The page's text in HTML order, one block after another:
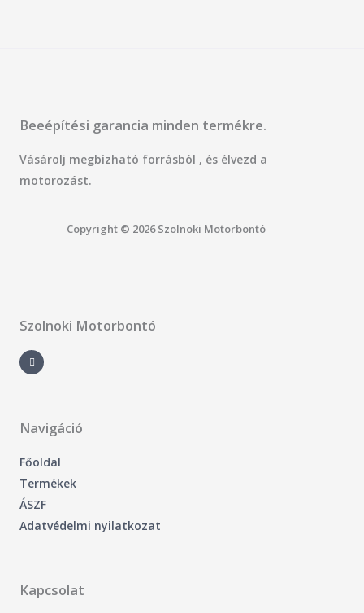
Beeépítési garancia minden termékre.
Vásárolj megbízható forrásból , és élvezd a
motorozást.
Copyright © 2026 Szolnoki Motorbontó
Szolnoki Motorbontó
a
c
e
-
f
Navigáció
Főoldal
Termékek
ÁSZF
Adatvédelmi nyilatkozat
Kapcsolat